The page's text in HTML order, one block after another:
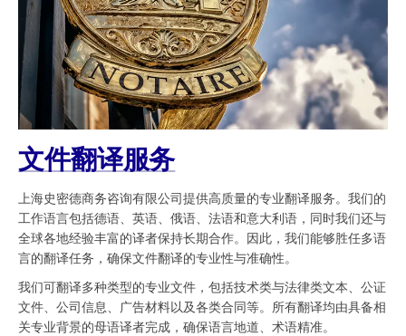
文件翻译服务
上海史密德商务咨询有限公司提供高质量的专业翻译服务。我们的
工作语言包括德语、英语、俄语、法语和意大利语，同时我们还与
全球各地经验丰富的译者保持长期合作。因此，我们能够胜任多语
言的翻译任务，确保文件翻译的专业性与准确性。
我们可翻译多种类型的专业文件，包括技术类与法律类文本、公证
文件、公司信息、广告材料以及各类合同等。所有翻译均由具备相
关专业背景的母语译者完成，确保语言地道、术语精准。